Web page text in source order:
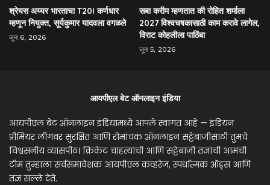
श्रेयस अय्यर भारताचा T20I कर्णधार
म्हणून नियुक्त, सूर्यकुमार यादवला वगळले
जून 6, 2026
सबा करीम म्हणतात की रोहित शर्माला
2027 विश्वचषकासाठी काम करावे लागेल,
विराट कोहलीला पाठिंबा
जून 5, 2026
आयपीएल बेट ऑनलाइन इंडिया
आयपीएल बेट ऑनलाइन इंडियामध्ये आपले स्वागत आहे — इंडियन
प्रीमियर लीगवर सुरक्षित आणि रोमांचक ऑनलाइन सट्टेबाजीसाठी तुमचे
विश्वसनीय व्यासपीठ। क्रिकेट चाहत्यांची आणि सट्टेबाजी तज्ञांची आमची
टीम तुम्हाला सर्वसमावेशक आयपीएल कव्हरेज, स्पर्धात्मक ऑड्स आणि
तज्ञ सल्ले देते.